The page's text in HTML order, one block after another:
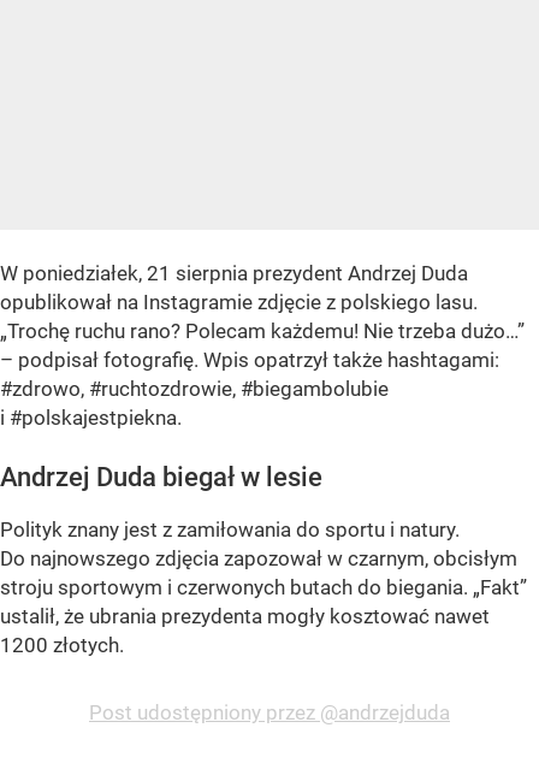
W poniedziałek, 21 sierpnia prezydent Andrzej Duda
opublikował na Instagramie zdjęcie z polskiego lasu.
„Trochę ruchu rano? Polecam każdemu! Nie trzeba dużo…”
– podpisał fotografię. Wpis opatrzył także hashtagami:
#zdrowo, #ruchtozdrowie, #biegambolubie
i #polskajestpiekna.
Andrzej Duda biegał w lesie
Polityk znany jest z zamiłowania do sportu i natury.
Do najnowszego zdjęcia zapozował w czarnym, obcisłym
stroju sportowym i czerwonych butach do biegania. „Fakt”
ustalił, że ubrania prezydenta mogły kosztować nawet
1200 złotych.
Post udostępniony przez @andrzejduda